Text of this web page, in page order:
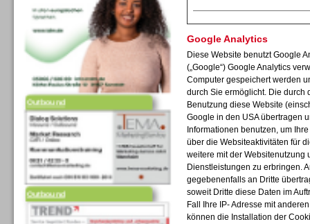
Outbound
Outbound
Google Analytics
Diese Website benutzt Google
(„Google“) Google Analytics
Computer gespeichert werden
durch Sie ermöglicht. Die durch
Benutzung diese Website
Google in den USA übertragen
Informationen benutzen, um
über die Websiteaktivitäten für
weitere mit der Websitenutzung
Dienstleistungen zu erbringen.
gegebenenfalls an Dritte
soweit Dritte diese Daten im
Fall Ihre IP- Adresse mit
können die Installation der